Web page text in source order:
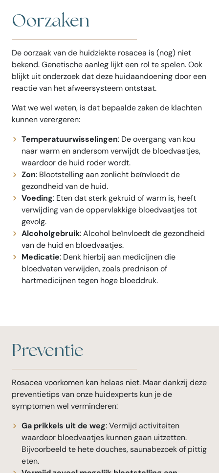
Oorzaken
De oorzaak van de huidziekte rosacea is (nog) niet
bekend. Genetische aanleg lijkt een rol te spelen. Ook
blijkt uit onderzoek dat deze huidaandoening door een
reactie van het afweersysteem ontstaat.
Wat we wel weten, is dat bepaalde zaken de klachten
kunnen verergeren:
Temperatuurwisselingen: De overgang van kou
naar warm en andersom verwijdt de bloedvaatjes,
waardoor de huid roder wordt.
Zon: Blootstelling aan zonlicht beïnvloedt de
gezondheid van de huid.
Voeding: Eten dat sterk gekruid of warm is, heeft
verwijding van de oppervlakkige bloedvaatjes tot
gevolg.
Alcoholgebruik: Alcohol beïnvloedt de gezondheid
van de huid en bloedvaatjes.
Medicatie: Denk hierbij aan medicijnen die
bloedvaten verwijden, zoals prednison of
hartmedicijnen tegen hoge bloeddruk.
Preventie
Rosacea voorkomen kan helaas niet. Maar dankzij deze
preventietips van onze huidexperts kun je de
symptomen wel verminderen:
Ga prikkels uit de weg: Vermijd activiteiten
waardoor bloedvaatjes kunnen gaan uitzetten.
Bijvoorbeeld te hete douches, saunabezoek of pittig
eten.